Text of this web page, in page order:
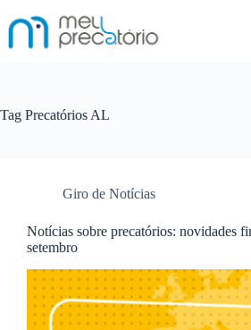
para
Tag Precatórios AL
Giro de Notícias
Notícias sobre precatórios: novidades
setembro